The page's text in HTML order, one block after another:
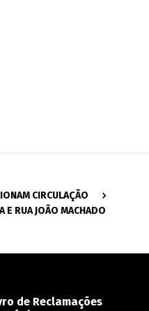
CIRCULAÇÃO
E RUA JOÃO MACHADO
de Reclamações